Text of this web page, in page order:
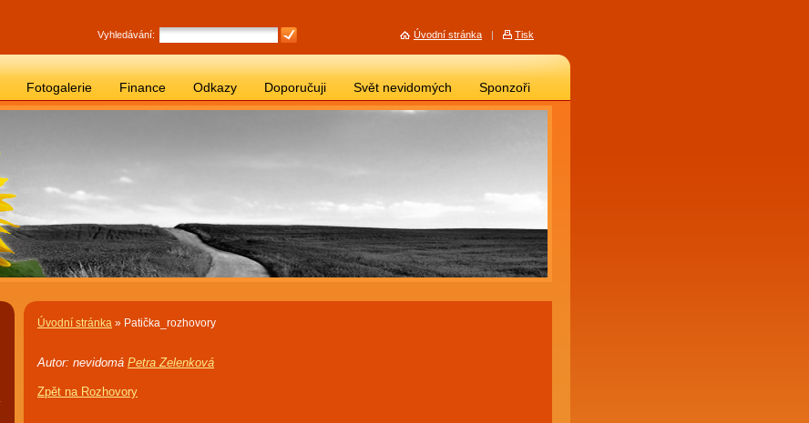
Fotogalerie Finance Odkazy Doporučuji Svět nevidomých Sponzoři
Úvodní stránka » Patička_rozhovory
Autor: nevidomá Petra Zelenková
Zpět na Rozhovory
Vyhledávání: Úvodní stránka | Tisk